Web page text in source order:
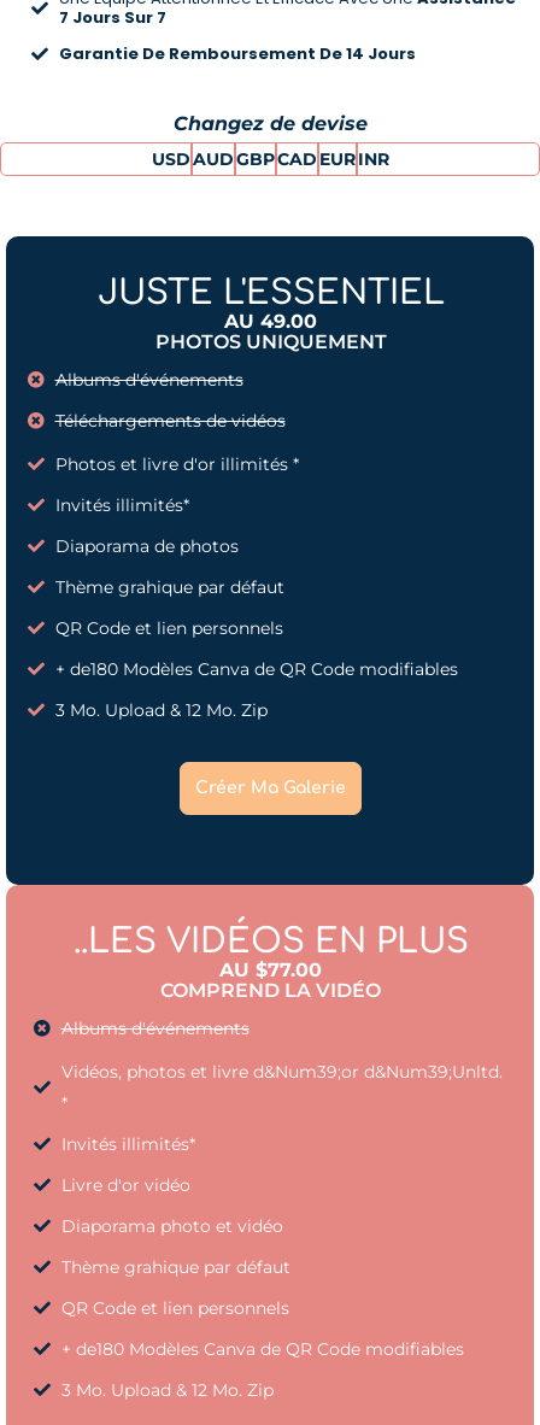
7 Jours Sur 7
Garantie De Remboursement De 14 Jours
Changez de devise
USDAUDGBPCAD EURINR
JUSTE L'ESSENTIEL
AU 49.00
PHOTOS UNIQUEMENT
Albums d'événements
Téléchargements de vidéos
Photos et livre d'or illimités *
Invités illimités*
Diaporama de photos
Thème grahique par défaut
QR Code et lien personnels
+ de180 Modèles Canva de QR Code modifiables
3 Mo. Upload & 12 Mo. Zip
Créer Ma Galerie
..LES VIDÉOS EN PLUS
AU $77.00
COMPREND LA VIDÉO
Albums d'événements
Vidéos, photos et livre d&Num39;or d&Num39;Unltd.
*
Invités illimités*
Livre d'or vidéo
Diaporama photo et vidéo
Thème grahique par défaut
QR Code et lien personnels
+ de180 Modèles Canva de QR Code modifiables
3 Mo. Upload & 12 Mo. Zip